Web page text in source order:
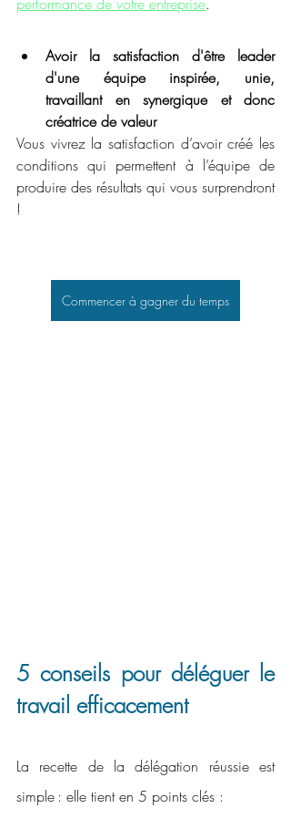
Avoir la satisfaction d'être leader
d'une équipe inspirée, unie,
travaillant en synergique et donc
créatrice de valeur
Vous vivrez la satisfaction d’avoir créé les
conditions qui permettent à l’équipe de
produire des résultats qui vous surprendront
!
Commencer à gagner du temps
5 conseils pour déléguer le
travail efficacement
La recette de la délégation réussie est
simple : elle tient en 5 points clés :